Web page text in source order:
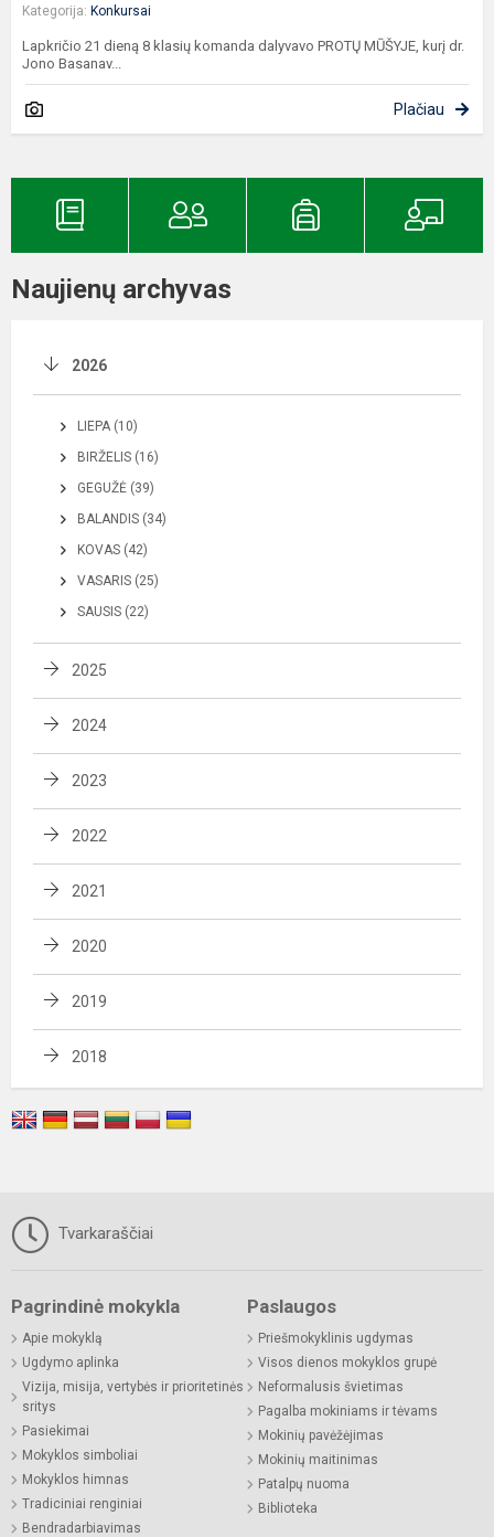
Kategorija: Konkursai
Lapkričio 21 dieną 8 klasių komanda dalyvavo PROTŲ MŪŠYJE, kurį dr.
Jono Basanav...
Plačiau
Naujienų archyvas
2026
LIEPA (10)
BIRŽELIS (16)
GEGUŽĖ (39)
BALANDIS (34)
KOVAS (42)
VASARIS (25)
SAUSIS (22)
2025
2024
2023
2022
2021
2020
2019
2018
Tvarkaraščiai
Pagrindinė mokykla
Apie mokyklą
Ugdymo aplinka
Vizija, misija, vertybės ir prioritetinės
sritys
Pasiekimai
Mokyklos simboliai
Mokyklos himnas
Tradiciniai renginiai
Bendradarbiavimas
Paslaugos
Priešmokyklinis ugdymas
Visos dienos mokyklos grupė
Neformalusis švietimas
Pagalba mokiniams ir tėvams
Mokinių pavėžėjimas
Mokinių maitinimas
Patalpų nuoma
Biblioteka